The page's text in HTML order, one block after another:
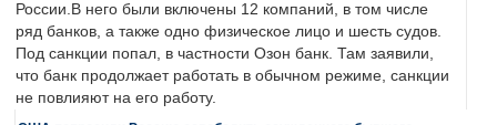
России.В него были включены 12 компаний, в том числе
ряд банков, а также одно физическое лицо и шесть судов.
Под санкции попал, в частности Озон банк. Там заявили,
что банк продолжает работать в обычном режиме, санкции
не повлияют на его работу.